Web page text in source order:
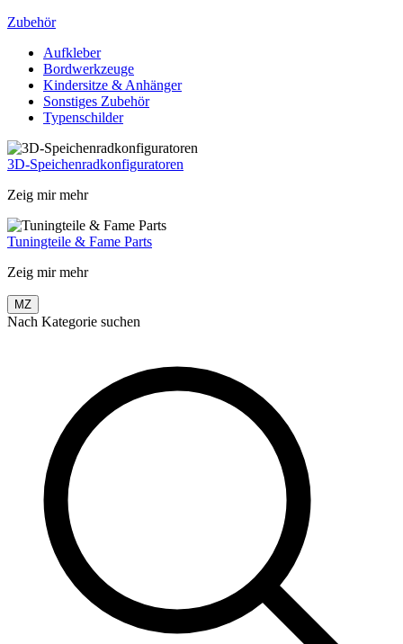
Zubehör
Aufkleber
Bordwerkzeuge
Kindersitze & Anhänger
Sonstiges Zubehör
Typenschilder
3D-Speichenradkonfiguratoren
Zeig mir mehr
Tuningteile & Fame Parts
Zeig mir mehr
MZ
Nach Kategorie suchen